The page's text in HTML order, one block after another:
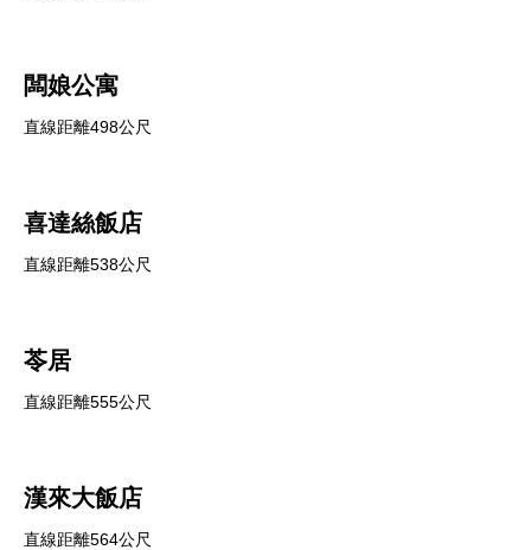
闆娘公寓
直線距離498公尺
喜達絲飯店
直線距離538公尺
苓居
直線距離555公尺
漢來大飯店
直線距離564公尺